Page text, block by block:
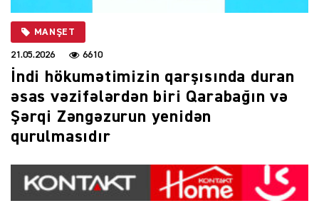
MANŞET
21.05.2026 6610
İndi hökumətimizin qarşısında duran
əsas vəzifələrdən biri Qarabağın və
Şərqi Zəngəzurun yenidən
qurulmasıdır